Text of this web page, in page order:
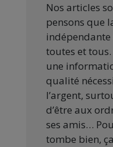
Nos articles
pensons que
indépendante
toutes et
une
qualité
l’argent,
d’être aux
ses amis…
tombe bien,